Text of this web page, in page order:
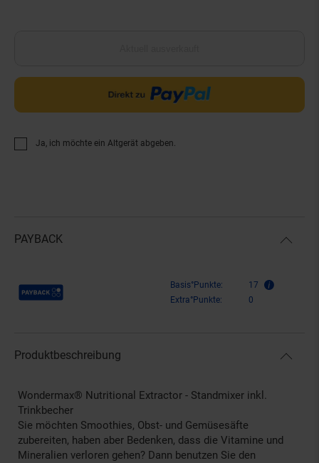
Ja, ich möchte ein Altgerät abgeben.
PAYBACK
Payback Punkte Basis°Punkte:
17
Extra°Punkte:
0
Produktbeschreibung
Wondermax® Nutritional Extractor - Standmixer inkl.
Trinkbecher
Sie möchten Smoothies, Obst- und Gemüsesäfte
zubereiten, haben aber Bedenken, dass die Vitamine und
Mineralien verloren gehen? Dann benutzen Sie den